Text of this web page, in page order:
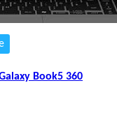
Book5 360